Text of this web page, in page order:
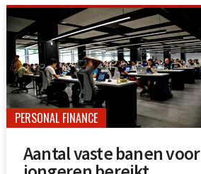
PERSONAL FINANCE
Aantal vaste banen voor